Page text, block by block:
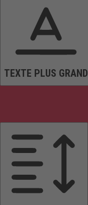
TEXTE PLUS GRAND